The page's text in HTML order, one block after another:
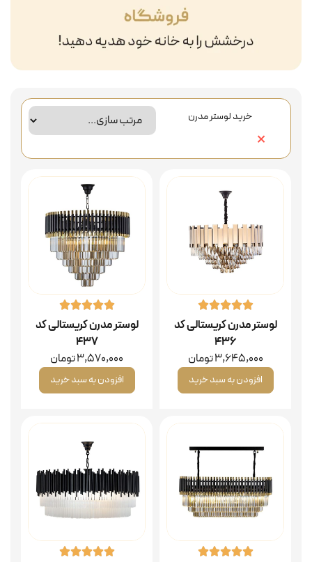
خرید لوستر مدرن
×
لوستر مدرن کریستالی کد
۴۳۶
3,645,000تومان
افزودن به سبد خرید
لوستر مدرن کریستالی کد
۴۳۷
3,570,000تومان
افزودن به سبد خرید